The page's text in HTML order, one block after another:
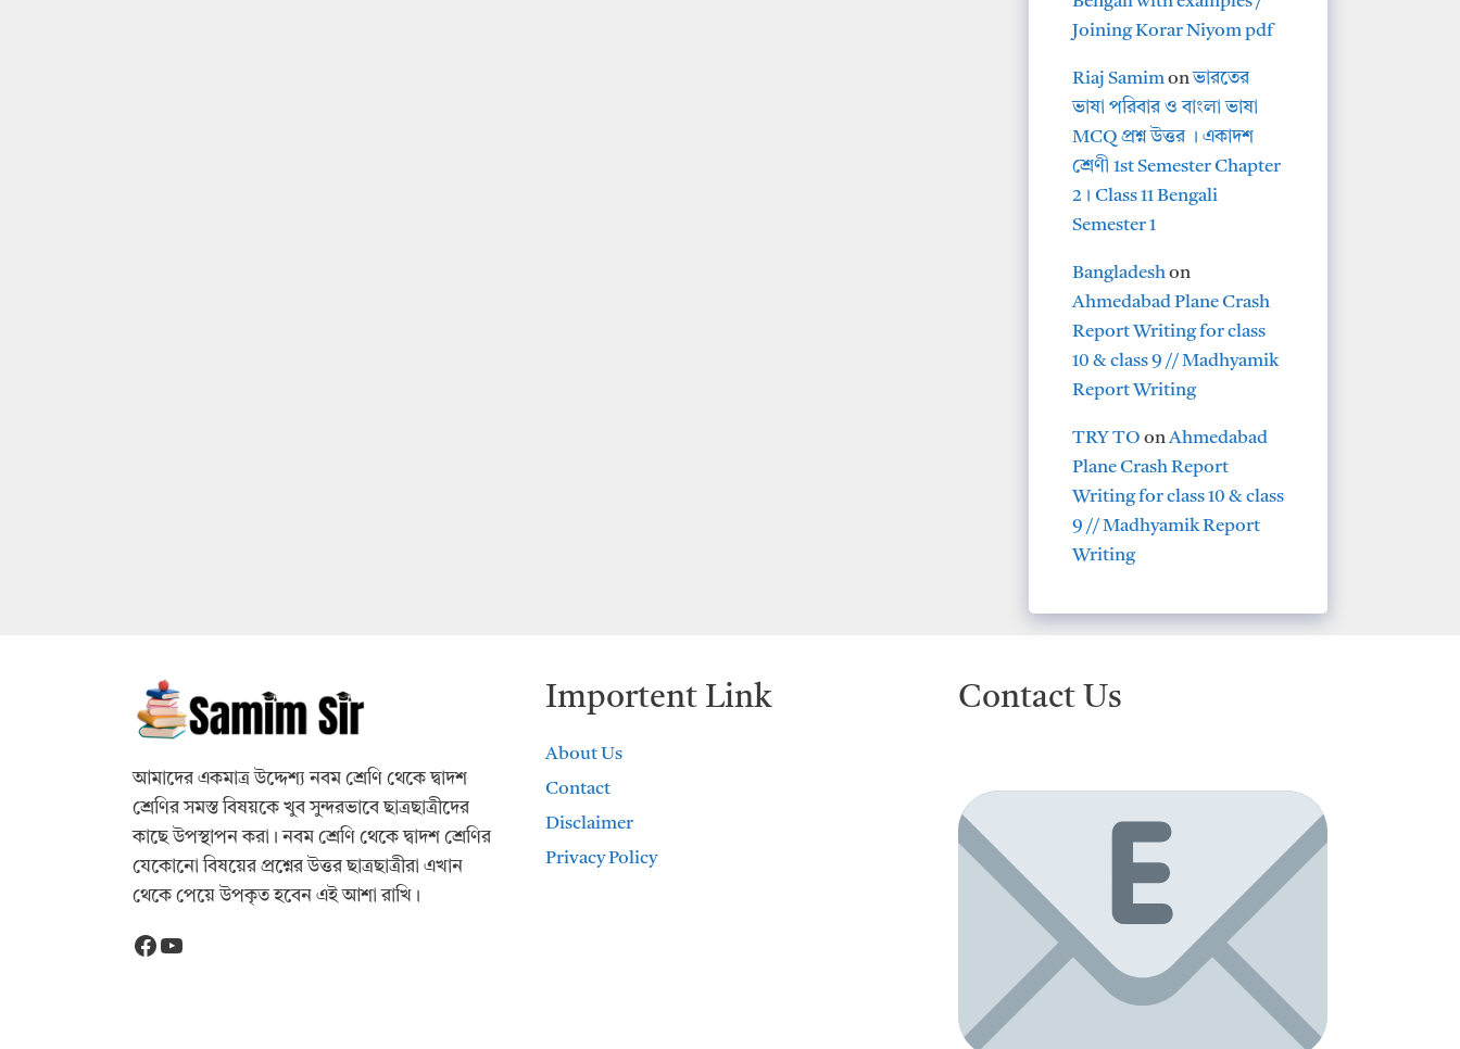
Joining Korar Niyom pdf
Riaj Samimonভারতের
ভাষা পরিবার ও বাংলা ভাষা
MCQ প্রশ্ন উত্তর । একাদশ
শ্রেণী 1st Semester Chapter
2। Class 11 Bengali
Semester 1
Bangladeshon
Ahmedabad Plane Crash
Report Writing for class
10 & class 9 // Madhyamik
Report Writing
TRY TO onAhmedabad
Plane Crash Report
Writing for class 10 & class
9 // Madhyamik Report
Writing
আমাদের একমাত্র উদ্দেশ্য নবম শ্রেণি থেকে দ্বাদশ
শ্রেণির সমস্ত বিষয়কে খুব সুন্দরভাবে ছাত্রছাত্রীদের
কাছে উপস্থাপন করা। নবম শ্রেণি থেকে দ্বাদশ শ্রেণির
যেকোনো বিষয়ের প্রশ্নের উত্তর ছাত্রছাত্রীরা এখান
থেকে পেয়ে উপকৃত হবেন এই আশা রাখি।
Facebook
YouTube
Importent Link
About Us
Contact
Disclaimer
Privacy Policy
Contact Us